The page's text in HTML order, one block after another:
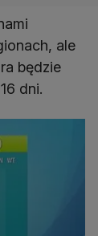
ale
będzie
dni.